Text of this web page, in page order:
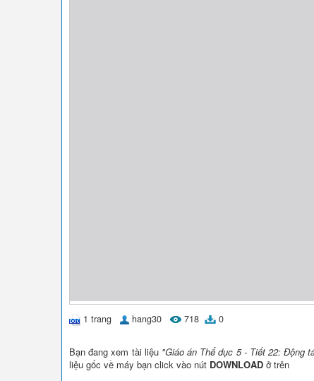
1 trang hang30 718 0
Bạn đang xem tài liệu "Giáo án Thể dục 5 - Tiết 22: Động
liệu gốc về máy bạn click vào nút DOWNLOAD ở trên